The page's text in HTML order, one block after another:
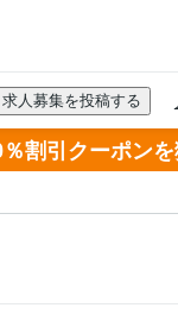
割引クーポンを